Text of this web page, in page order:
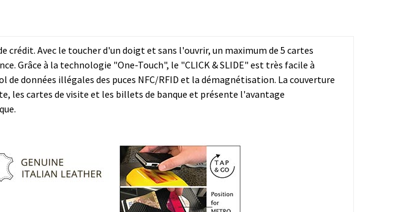
crédit. Avec le toucher d'un doigt et sans l'ouvrir, un maximum de 5 cartes
Grâce à la technologie "One-Touch", le "CLICK & SLIDE" est très facile à
données illégales des puces NFC/RFID et la démagnétisation. La couverture
les cartes de visite et les billets de banque et présente l'avantage